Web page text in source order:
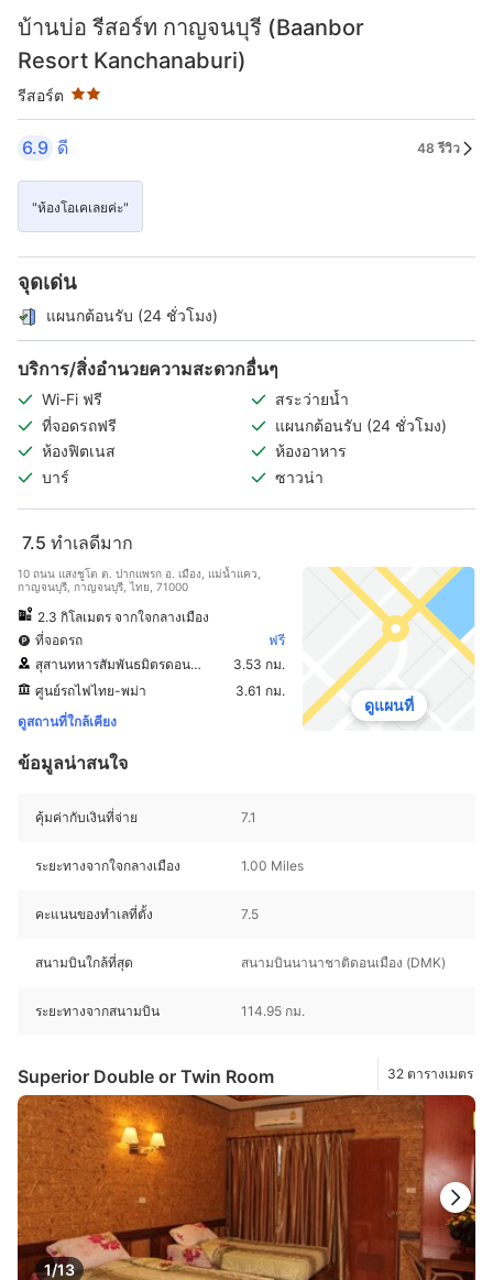
บ้านบ่อ รีสอร์ท กาญจนบุรี (Baanbor
Resort Kanchanaburi)
รีสอร์ต
ระดับดาว: 2 ดาว
6.9 ดี 48 รีวิว
"ห้องโอเคเลยค่ะ"
จุดเด่น
แผนกต้อนรับ (24 ชั่วโมง)
บริการ/สิ่งอำนวยความสะดวกอื่นๆ
Wi-Fi ฟรี
สระว่ายน้ำ
ที่จอดรถฟรี
แผนกต้อนรับ (24 ชั่วโมง)
ห้องฟิตเนส
ห้องอาหาร
บาร์
ซาวน่า
7.5 ทำเลดีมาก
10 ถนน แสงชูโต ต. ปากแพรก อ. เมือง, แม่น้ำแคว,
กาญจนบุรี, กาญจนบุรี, ไทย, 71000
2.3 กิโลเมตร จากใจกลางเมือง
ที่จอดรถ
ฟรี
สุสานทหารสัมพันธมิตรดอนรัก
3.53 กม.
ศูนย์รถไฟไทย-พม่า
3.61 กม.
ดูสถานที่ใกล้เคียง
ดูแผนที่
ข้อมูลน่าสนใจ
คุ้มค่ากับเงินที่จ่าย 7.1
ระยะทางจากใจกลางเมือง 1.00 Miles
คะแนนของทำเลที่ตั้ง 7.5
สนามบินใกล้ที่สุด สนามบินนานาชาติดอนเมือง (DMK)
ระยะทางจากสนามบิน 114.95 กม.
Superior Double or Twin Room 32 ตารางเมตร
1/13